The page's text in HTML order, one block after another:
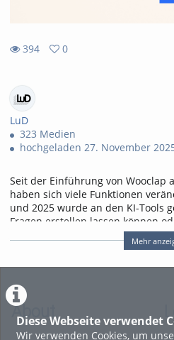
Diese Webseite verwendet
Wir verwenden Cookies, um
394
0
LuD
323 Medien
hochgeladen 27. November
Seit der Einführung von Wooclap
haben sich viele Funktionen
und 2025 wurde an den KI-Tools
Fragen erstellen lassen können
KI-Agenten zur Unterstützung
zeigen die Neue
00:00
00:30
01:05
05:25- Fragen erstellen
10:05 - KI während eines Live-
Mehr
About